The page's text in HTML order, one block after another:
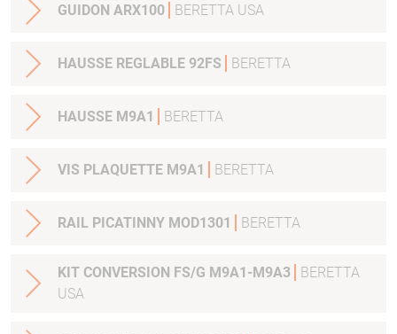
GUIDON ARX100 BERETTA USA
HAUSSE REGLABLE 92FS BERETTA
HAUSSE M9A1 BERETTA
VIS PLAQUETTE M9A1 BERETTA
RAIL PICATINNY MOD1301 BERETTA
KIT CONVERSION FS/G M9A1-M9A3
BERETTA
USA